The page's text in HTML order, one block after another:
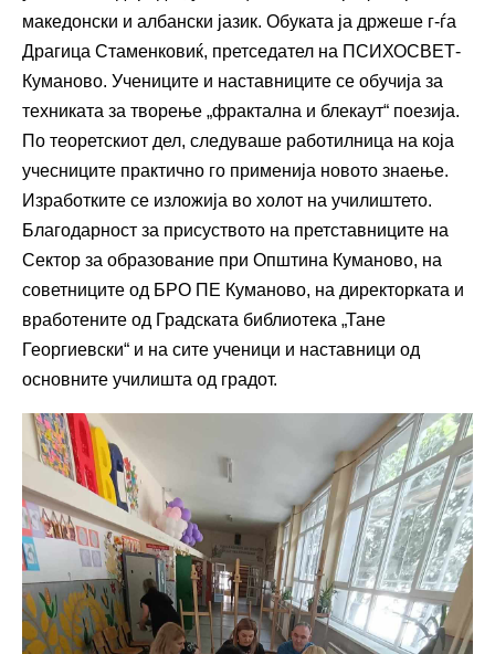
македонски и албански јазик. Обуката ја држеше г-ѓа
Драгица Стаменковиќ, претседател на ПСИХОСВЕТ-
Куманово. Учениците и наставниците се обучија за
техниката за творење „фрактална и блекаут“ поезија.
По теоретскиот дел, следуваше работилница на која
учесниците практично го применија новото знаење.
Изработките се изложија во холот на училиштето.
Благодарност за присуството на претставниците на
Сектор за образование при Општина Куманово, на
советниците од БРО ПЕ Куманово, на директорката и
вработените од Градската библиотека „Тане
Георгиевски“ и на сите ученици и наставници од
основните училишта од градот.